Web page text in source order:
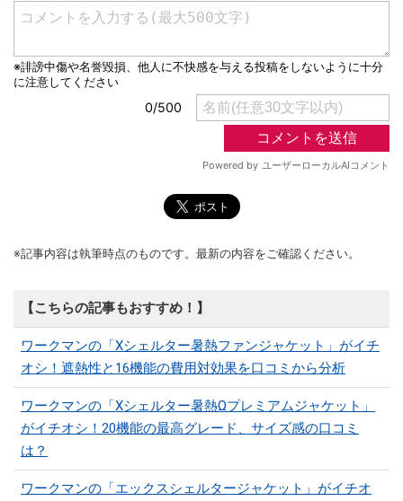
※記事内容は執筆時点のものです。最新の内容をご確認ください。
【こちらの記事もおすすめ！】
ワークマンの「Xシェルター暑熱ファンジャケット」がイチ
オシ！遮熱性と16機能の費用対効果を口コミから分析
ワークマンの「Xシェルター暑熱Ωプレミアムジャケット」
がイチオシ！20機能の最高グレード、サイズ感の口コミ
は？
ワークマンの「エックスシェルタージャケット」がイチオ